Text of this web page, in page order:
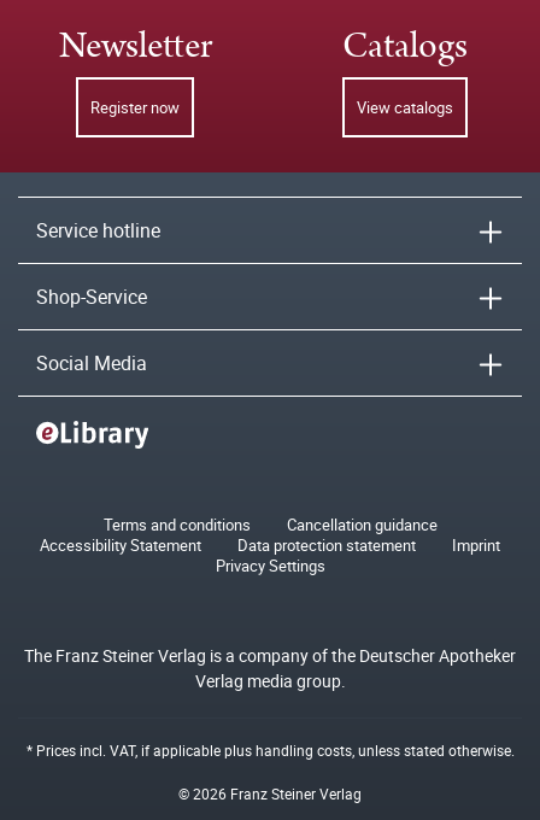
Newsletter
Register now
Catalogs
View catalogs
Service hotline
Shop-Service
Social Media
Terms and conditions
Cancellation guidance
Accessibility Statement
Data protection statement
Imprint
Privacy Settings
The Franz Steiner Verlag is a company of the Deutscher Apotheker
Verlag media group.
* Prices incl. VAT, if applicable plushandling costs, unless stated otherwise.
© 2026 Franz Steiner Verlag